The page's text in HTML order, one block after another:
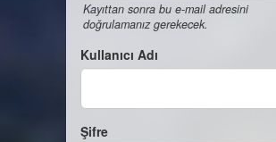
Kayıttan sonra bu e-mail adresini
doğrulamanız gerekecek.
Kullanıcı Adı
Şifre